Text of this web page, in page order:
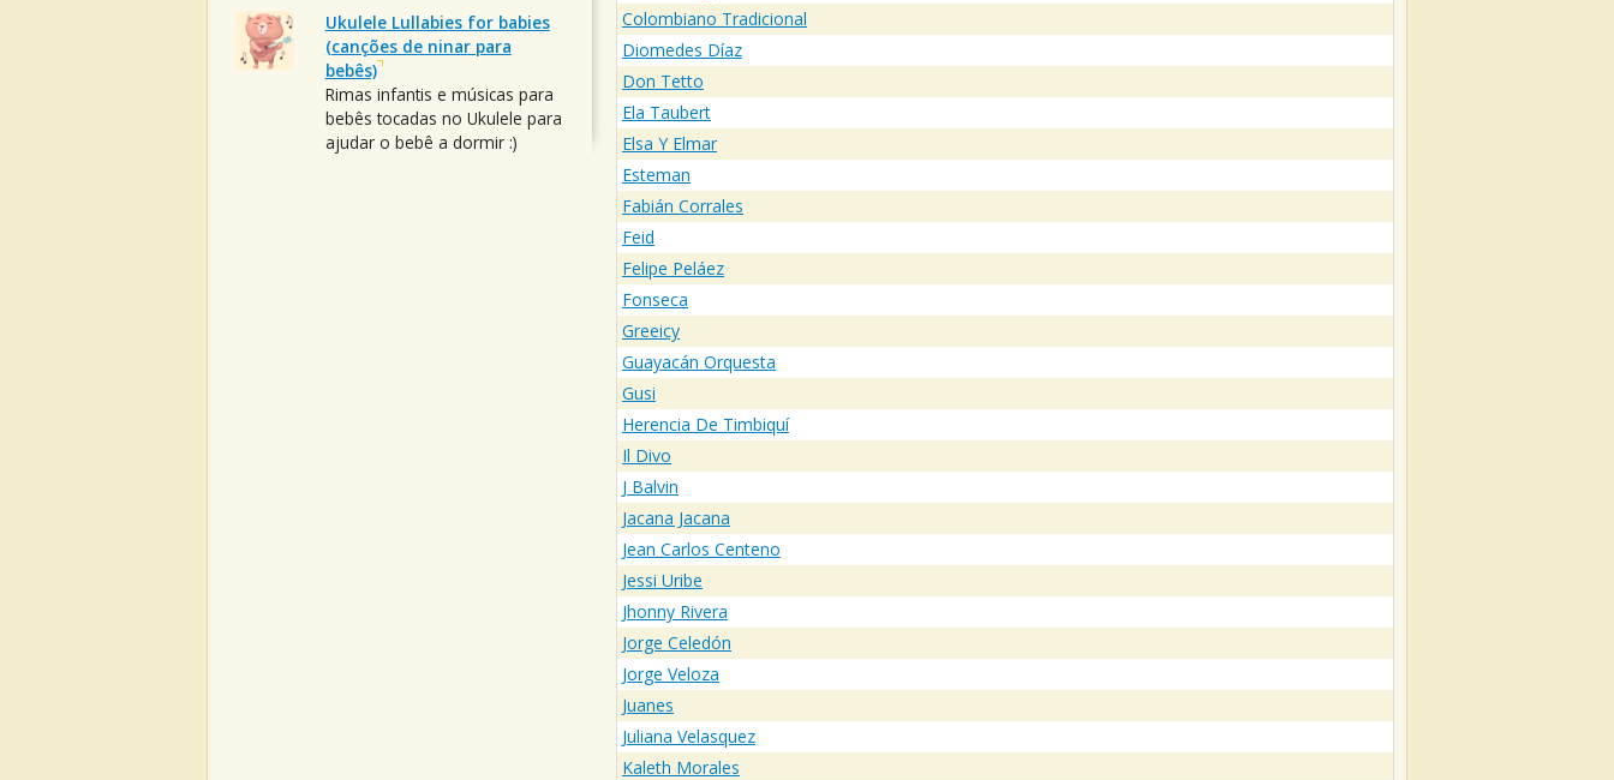
Colombiano Tradicional
Diomedes Díaz
Don Tetto
Ela Taubert
Elsa Y Elmar
Esteman
Fabián Corrales
Feid
Felipe Peláez
Fonseca
Greeicy
Guayacán Orquesta
Gusi
Herencia De Timbiquí
Il Divo
J Balvin
Jacana Jacana
Jean Carlos Centeno
Jessi Uribe
Jhonny Rivera
Jorge Celedón
Jorge Veloza
Juanes
Juliana Velasquez
Kaleth Morales
Ukulele Lullabies for babies
(canções de ninar para
bebês)
Rimas infantis e músicas para
bebês tocadas no Ukulele para
ajudar o bebê a dormir :)